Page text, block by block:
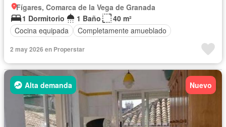
Fígares, Comarca de la Vega de Granada
1 Dormitorio
1 Baño
40 m²
Cocina equipada
Completamente amueblado
2 may 2026 en Properstar
Alta demanda Nuevo